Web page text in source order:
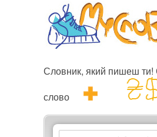
Словник, який пишеш ти!
слово